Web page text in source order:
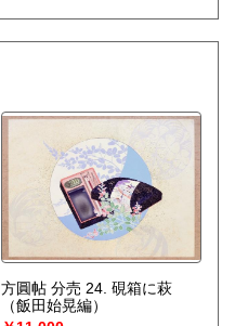
方圓帖 分売 24. 硯箱に萩
（飯田始晃編）